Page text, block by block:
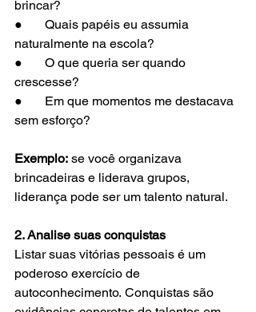
brincar?
●       Quais papéis eu assumia
naturalmente na escola?
●       O que queria ser quando
crescesse?
●       Em que momentos me destacava
sem esforço?
Exemplo: se você organizava
brincadeiras e liderava grupos,
liderança pode ser um talento natural.
2. Analise suas conquistas
Listar suas vitórias pessoais é um
poderoso exercício de
autoconhecimento. Conquistas são